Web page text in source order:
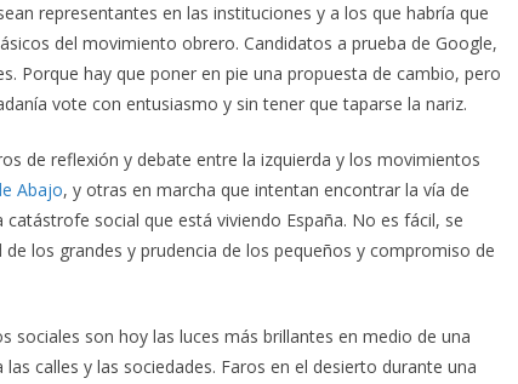
representantes en las instituciones y a los que habría que
del movimiento obrero. Candidatos a prueba de Google,
Porque hay que poner en pie una propuesta de cambio, pero
vote con entusiasmo y sin tener que taparse la nariz.
de reflexión y debate entre la izquierda y los movimientos
Abajo, y otras en marcha que intentan encontrar la vía de
social que está viviendo España. No es fácil, se
los grandes y prudencia de los pequeños y compromiso de
sociales son hoy las luces más brillantes en medio de una
calles y las sociedades. Faros en el desierto durante una